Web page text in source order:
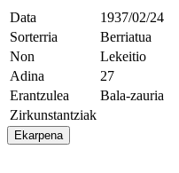
Data
1937/02/24
Sorterria
Berriatua
Non
Lekeitio
Adina
27
Erantzulea
Bala-zauria
Zirkunstantziak